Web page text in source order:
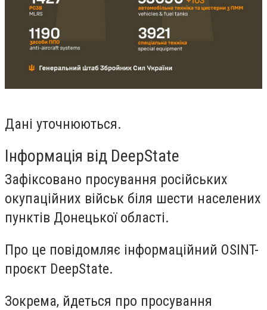
Дані уточнюються.
Інформація від DeepState
Зафіксовано просування російських
окупаційних військ біля шести населених
пунктів Донецької області.
Про це повідомляє інформаційний OSINT-
проєкт DeepState.
Зокрема, йдеться про просування